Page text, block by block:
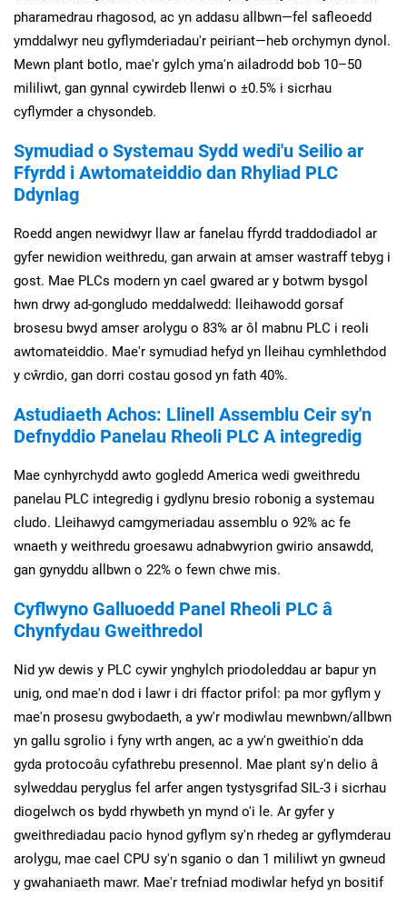
pharamedrau rhagosod, ac yn addasu allbwn—fel safleoedd
ymddalwyr neu gyflymderiadau'r peiriant—heb orchymyn dynol.
Mewn plant botlo, mae'r gylch yma'n ailadrodd bob 10–50
mililiwt, gan gynnal cywirdeb llenwi o ±0.5% i sicrhau
cyflymder a chysondeb.
Symudiad o Systemau Sydd wedi'u Seilio ar
Ffyrdd i Awtomateiddio dan Rhyliad PLC
Ddynlag
Roedd angen newidwyr llaw ar fanelau ffyrdd traddodiadol ar
gyfer newidion weithredu, gan arwain at amser wastraff tebyg i
gost. Mae PLCs modern yn cael gwared ar y botwm bysgol
hwn drwy ad-gongludo meddalwedd: lleihawodd gorsaf
brosesu bwyd amser arolygu o 83% ar ôl mabnu PLC i reoli
awtomateiddio. Mae'r symudiad hefyd yn lleihau cymhlethdod
y cŵrdio, gan dorri costau gosod yn fath 40%.
Astudiaeth Achos: Llinell Assemblu Ceir sy'n
Defnyddio Panelau Rheoli PLC A integredig
Mae cynhyrchydd awto gogledd America wedi gweithredu
panelau PLC integredig i gydlynu bresio robonig a systemau
cludo. Lleihawyd camgymeriadau assemblu o 92% ac fe
wnaeth y weithredu groesawu adnabwyrion gwirio ansawdd,
gan gynyddu allbwn o 22% o fewn chwe mis.
Cyflwyno Galluoedd Panel Rheoli PLC â
Chynfydau Gweithredol
Nid yw dewis y PLC cywir ynghylch priodoleddau ar bapur yn
unig, ond mae'n dod i lawr i dri ffactor prifol: pa mor gyflym y
mae'n prosesu gwybodaeth, a yw'r modiwlau mewnbwn/allbwn
yn gallu sgrolio i fyny wrth angen, ac a yw'n gweithio'n dda
gyda protocoâu cyfathrebu presennol. Mae plant sy'n delio â
sylweddau peryglus fel arfer angen tystysgrifad SIL-3 i sicrhau
diogelwch os bydd rhywbeth yn mynd o'i le. Ar gyfer y
gweithrediadau pacio hynod gyflym sy'n rhedeg ar gyflymderau
arolygu, mae cael CPU sy'n sganio o dan 1 mililiwt yn gwneud
y gwahaniaeth mawr. Mae'r trefniad modiwlar hefyd yn bositif